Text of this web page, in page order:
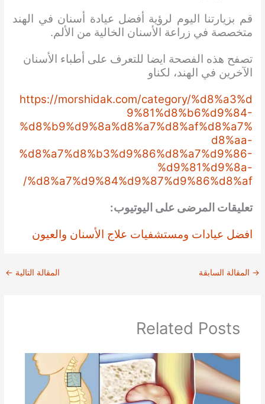
قم بزيارتنا اليوم لرؤية أفضل عيادة أسنان في الهند
متخصصة في زراعة الأسنان الخالية من الألم.
تصفح هذه الفصحة ايضا للتعرف على أطباء الأسنان
الآخرين في الهند، لكناو
https://morshidak.com/category/%d8%a3%d
9%81%d8%b6%d9%84-
%d8%b9%d9%8a%d8%a7%d8%af%d8%a7%
d8%aa-
%d8%a7%d8%b3%d9%86%d8%a7%d9%86-
%d9%81%d9%8a-
%d8%a7%d9%84%d9%87%d9%86%d8%af/
تعليقات المرضى على اليوتيوب:
افضل عيادات ومستشفيات علاج الأسنان والعيون
→ المقالة السابقة المقالة التالية ←
Related Posts